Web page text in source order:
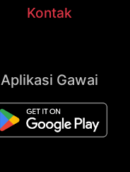
Kontak
Aplikasi Gawai